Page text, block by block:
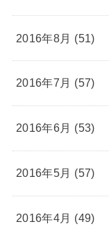
2016年8月 (51)
2016年7月 (57)
2016年6月 (53)
2016年5月 (57)
2016年4月 (49)